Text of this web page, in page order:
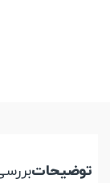
توضیحات